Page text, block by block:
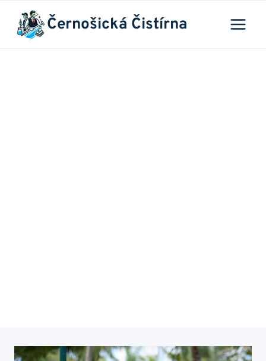
Přeskočit
obsah
Černošická Čistírna